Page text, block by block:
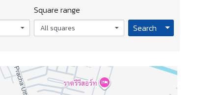
Square range
All squares Search Toggle